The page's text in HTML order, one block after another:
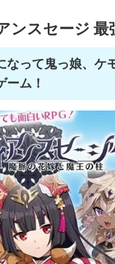
ンスセージ 最
なって鬼っ娘、ケ
ーム！